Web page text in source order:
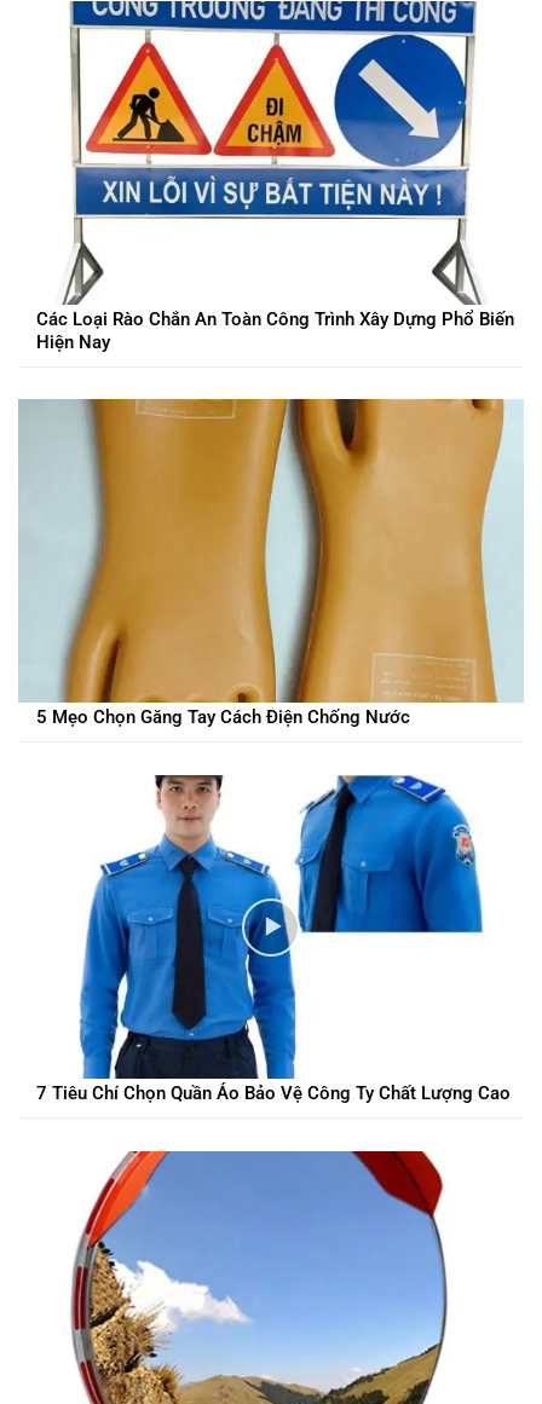
Các Loại Rào Chắn An Toàn Công Trình Xây Dựng Phổ Biến
Hiện Nay
5 Mẹo Chọn Găng Tay Cách Điện Chống Nước
7 Tiêu Chí Chọn Quần Áo Bảo Vệ Công Ty Chất Lượng Cao